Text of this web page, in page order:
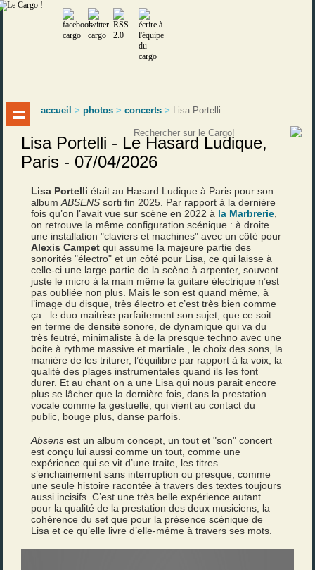
accueil >photos >concerts > Lisa Portelli
Lisa Portelli - Le Hasard Ludique,
Paris - 07/04/2026
Lisa Portelli était au Hasard Ludique à Paris pour son
albumABSENS sorti fin 2025. Par rapport à la dernière
fois qu’on l’avait vue sur scène en 2022 à la Marbrerie
on retrouve la même configuration scénique : à droite
une installation "claviers et machines" avec un côté pour
Alexis Campet qui assume la majeure partie des
sonorités "électro" et un côté pour Lisa, ce qui laisse à
celle-ci une large partie de la scène à arpenter, souvent
juste le micro à la main même la guitare électrique n’est
pas oubliée non plus. Mais le son est quand même, à
l’image du disque, très électro et c’est très bien comme
ça : le duo maitrise parfaitement son sujet, que ce soit
en terme de densité sonore, de dynamique qui va du
très feutré, minimaliste à de la presque techno avec une
boite à rythme massive et martiale , le choix des sons, la
manière de les triturer, l’équilibre par rapport à la voix, la
qualité des plages instrumentales quand ils les font
durer. Et au chant on a une Lisa qui nous parait encore
plus se lâcher que la dernière fois, dans la prestation
vocale comme la gestuelle, qui vient au contact du
public, bouge plus, danse parfois.
Absensest un album concept, un tout et "son" concert
est conçu lui aussi comme un tout, comme une
expérience qui se vit d’une traite, les titres
s’enchainement sans interruption ou presque, comme
une seule histoire racontée à travers des textes toujours
aussi incisifs. C’est une très belle expérience autant
pour la qualité de la prestation des deux musiciens, la
cohérence du set que pour la présence scénique de
Lisa et ce qu’elle livre d’elle-même à travers ses mots.